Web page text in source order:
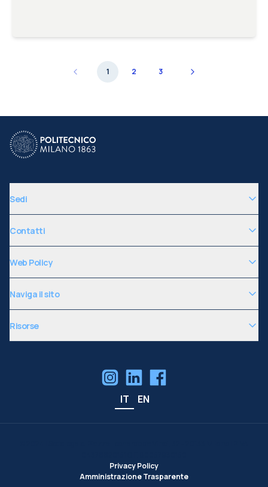
1 2 3
Sedi
Contatti
Web Policy
Naviga il sito
Risorse
IT EN
Privacy Policy
Amministrazione Trasparente